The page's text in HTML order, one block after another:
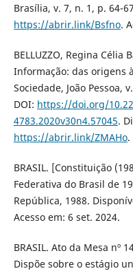
Brasília, v. 7, n. 1, p. 64-
https://abrir.link/Bsfno.
BELLUZZO, Regina Célia
Informação: das origens
Sociedade, João Pessoa,
DOI: https://doi.org/
4783.2020v30n4.57045.
https://abrir.link/ZMAHo.
BRASIL. [Constituição
Federativa do Brasil de
República, 1988.
Acesso em: 6 set. 2024.
BRASIL. Ato da Mesa nº
Dispõe sobre o estágio